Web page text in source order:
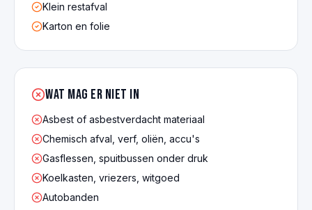
Klein restafval
Karton en folie
Wat mag er NIET in
Asbest of asbestverdacht materiaal
Chemisch afval, verf, oliën, accu's
Gasflessen, spuitbussen onder druk
Koelkasten, vriezers, witgoed
Autobanden